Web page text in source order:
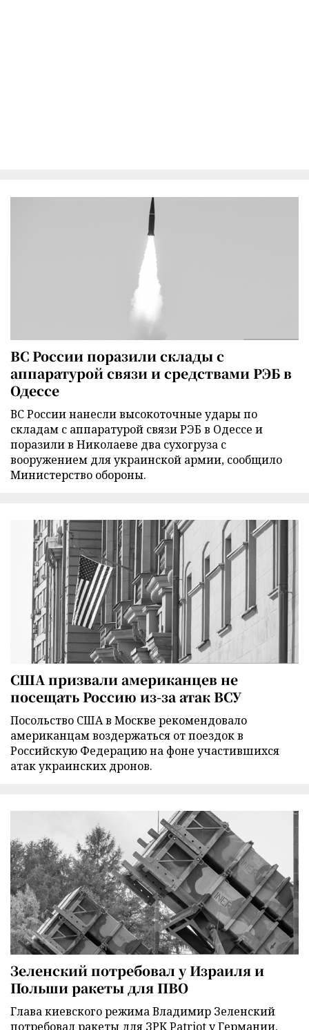
ВС России поразили склады с
аппаратурой связи и средствами РЭБ в
Одессе
ВС России нанесли высокоточные удары по
складам с аппаратурой связи РЭБ в Одессе и
поразили в Николаеве два сухогруза с
вооружением для украинской армии, сообщило
Министерство обороны.
США призвали американцев не
посещать Россию из-за атак ВСУ
Посольство США в Москве рекомендовало
американцам воздержаться от поездок в
Российскую Федерацию на фоне участившихся
атак украинских дронов.
Зеленский потребовал у Израиля и
Польши ракеты для ПВО
Глава киевского режима Владимир Зеленский
потребовал ракеты для ЗРК Patriot у Германии,